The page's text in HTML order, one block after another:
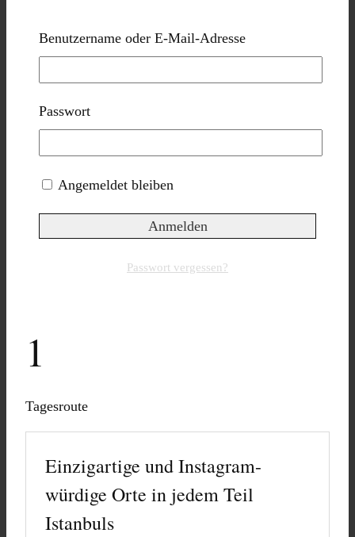
6
Stadtteile Istanbuls
23
Restaurants, Cafés
1
Tagesroute
Einzigartige und Instagram-
würdige Orte in jedem Teil
Istanbuls
Benutzername oder E-Mail-Adresse
Passwort
Angemeldet bleiben
Passwort vergessen?